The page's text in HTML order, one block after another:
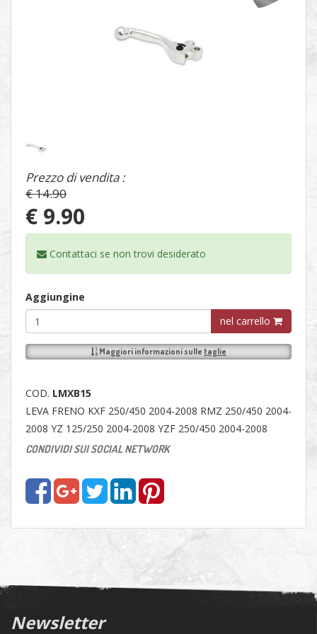
Prezzo di vendita :
€ 14.90
€ 9.90
Contattaci se non trovi desiderato
Aggiungine
nel carrello
Maggiori informazioni sulle taglie
COD. LMXB15
LEVA FRENO KXF 250/450 2004-2008 RMZ 250/450 2004-
2008 YZ 125/250 2004-2008 YZF 250/450 2004-2008
CONDIVIDI SUI SOCIAL NETWORK
Newsletter